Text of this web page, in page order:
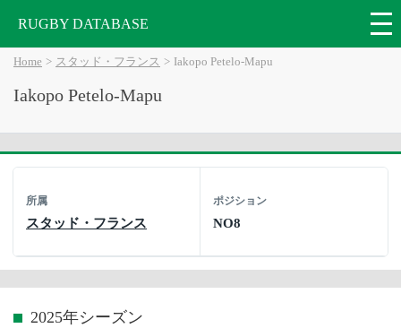
RUGBY DATABASE
Home スタッド・フランス Iakopo Petelo-Mapu
Iakopo Petelo-Mapu
所属
スタッド・フランス
ポジション
NO8
2025年シーズン